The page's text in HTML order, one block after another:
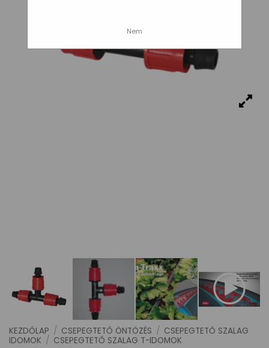
Nem
KEZDŐLAP / CSEPEGTETŐ ÖNTÖZÉS / CSEPEGTETŐ SZALAG
IDOMOK / CSEPEGTETŐ SZALAG T-IDOMOK